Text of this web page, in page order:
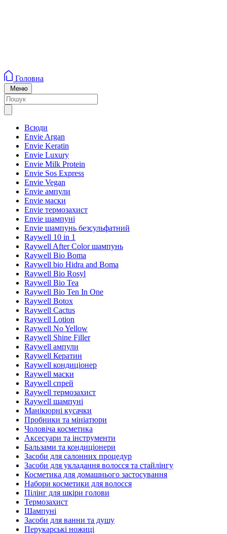
Головна
Меню
Всюди
Envie Argan
Envie Keratin
Envie Luxury
Envie Milk Protein
Envie Sos Express
Envie Vegan
Envie ампули
Envie маски
Envie термозахист
Envie шампуні
Envie шампунь безсульфатний
Raywell 10 in 1
Raywell After Color шампунь
Raywell Bio Boma
Raywell bio Hidra and Boma
Raywell Bio Rosyl
Raywell Bio Tea
Raywell Bio Ten In One
Raywell Botox
Raywell Cactus
Raywell Lotion
Raywell No Yellow
Raywell Shine Filler
Raywell ампули
Raywell Кератин
Raywell кондиціонер
Raywell маски
Raywell спрей
Raywell термозахист
Raywell шампуні
Манікюрні кусачки
Пробники та мініатюри
Чоловіча косметика
Аксесуари та інструменти
Бальзами та кондиціонери
Засоби для салонних процедур
Засоби для укладання волосся та стайлінгу
Косметика для домашнього застосування
Набори косметики для волосся
Пілінг для шкіри голови
Термозахист
Шампуні
Засоби для ванни та душу
Перукарські ножиці